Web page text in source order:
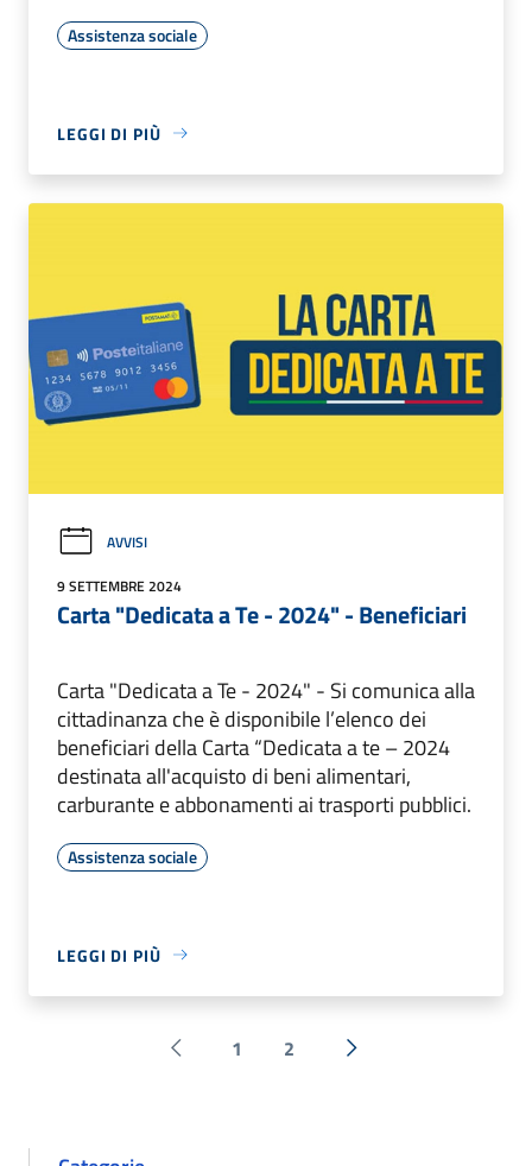
Assistenza sociale
LEGGI DI PIÙ
AVVISI
9 SETTEMBRE 2024
Carta "Dedicata a Te - 2024" - Beneficiari
Carta "Dedicata a Te - 2024" - Si comunica alla
cittadinanza che è disponibile l’elenco dei
beneficiari della Carta “Dedicata a te – 2024
destinata all'acquisto di beni alimentari,
carburante e abbonamenti ai trasporti pubblici.
Assistenza sociale
LEGGI DI PIÙ
Pagina precedente
1 2 Successiva »